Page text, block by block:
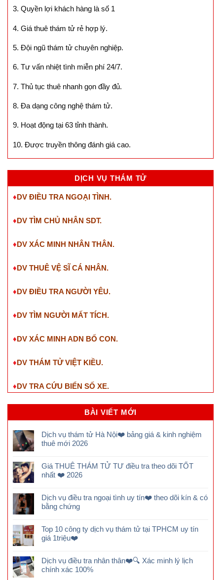
3. Quyền lợi khách hàng là số 1
4. Giá thuê thám tử rẻ hợp lý.
5. Đội ngũ thám tử chuyên nghiệp.
6. Tư vấn nhiệt tình miễn phí 24/7.
7. Thủ tục thuê nhanh gọn đầy đủ.
8. Đa dạng công nghệ thám tử.
9. Hoạt động tại 63 tỉnh thành.
10. Được truyền thông đánh giá cao.
DỊCH VỤ THÁM TỬ
♦DV ĐIỀU TRA NGOẠI TÌNH.
♦DV TÌM CHỦ NHÂN SDT.
♦DV XÁC MINH NHÂN THÂN.
♦DV THUÊ VỆ SĨ CÁ NHÂN.
♦DV ĐIỀU TRA NGƯỜI YÊU.
♦DV TÌM NGƯỜI MẤT TÍCH.
♦DV XÁC MINH ADN BỐ CON.
♦DV THÁM TỬ VIỆT KIỀU.
♦DV TRA CỨU BIỂN SỐ XE.
BÀI VIẾT MỚI
Dịch vụ thám tử Hà Nội❤️ bảng giá & kinh nghiệm
thuê mới 2026
Giá THUÊ THÁM TỬ TƯ điều tra theo dõi TỐT
nhất ❤️ 2026
Dịch vụ điều tra ngoại tình uy tín❤️ theo dõi kín & có
bằng chứng
Top 10 công ty dịch vụ thám tử tại TPHCM uy tín
giá 1triệu❤️
Dịch vụ điều tra nhân thân❤️🔍 Xác minh lý lịch
chính xác 100%